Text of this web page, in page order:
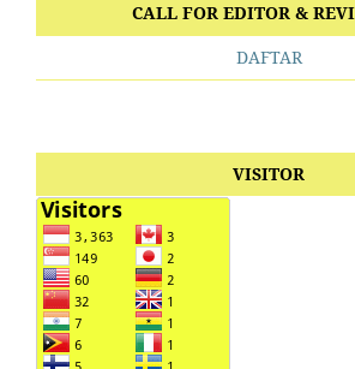
CALL FOR EDITOR &
DAFTAR
VISITOR